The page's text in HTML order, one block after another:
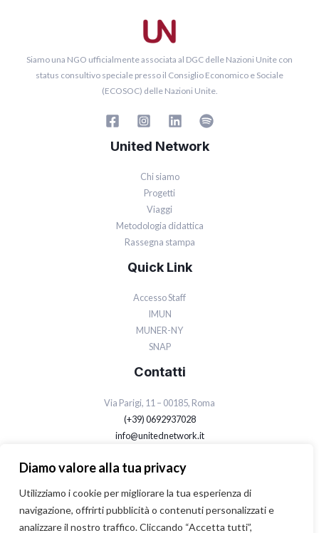
Diamo valore alla tua privacy
Utilizziamo i cookie per migliorare la tua esperienza di
navigazione, offrirti pubblicità o contenuti personalizzati e
analizzare il nostro traffico. Cliccando “Accetta tutti”,
Siamo una NGO ufficialmente associata al DGC delle Nazioni Unite con
status consultivo speciale presso il Consiglio Economico e Sociale
(ECOSOC) delle Nazioni Unite.
United Network
Chi siamo
Progetti
Viaggi
Metodologia didattica
Rassegna stampa
Quick Link
Accesso Staff
IMUN
MUNER-NY
SNAP
Contatti
Via Parigi, 11 – 00185, Roma
(+39) 0692937028
info@unitednetwork.it
Privacy Policy
Cookie Policy